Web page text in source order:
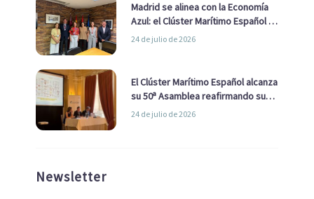
Madrid se alinea con la Economía
Azul: el Clúster Marítimo Español y
la Real Liga Naval avanzan alianzas
24 de julio de 2026
El Clúster Marítimo Español alcanza
su 50ª Asamblea reafirmando su
liderazgo en la Economía Azul
24 de julio de 2026
Newsletter